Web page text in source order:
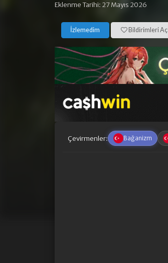
Eklenme Tarihi: 27 Mayıs 2026
İzlemedim Bildirimleri Aç
Çevirmenler: Bağanizm